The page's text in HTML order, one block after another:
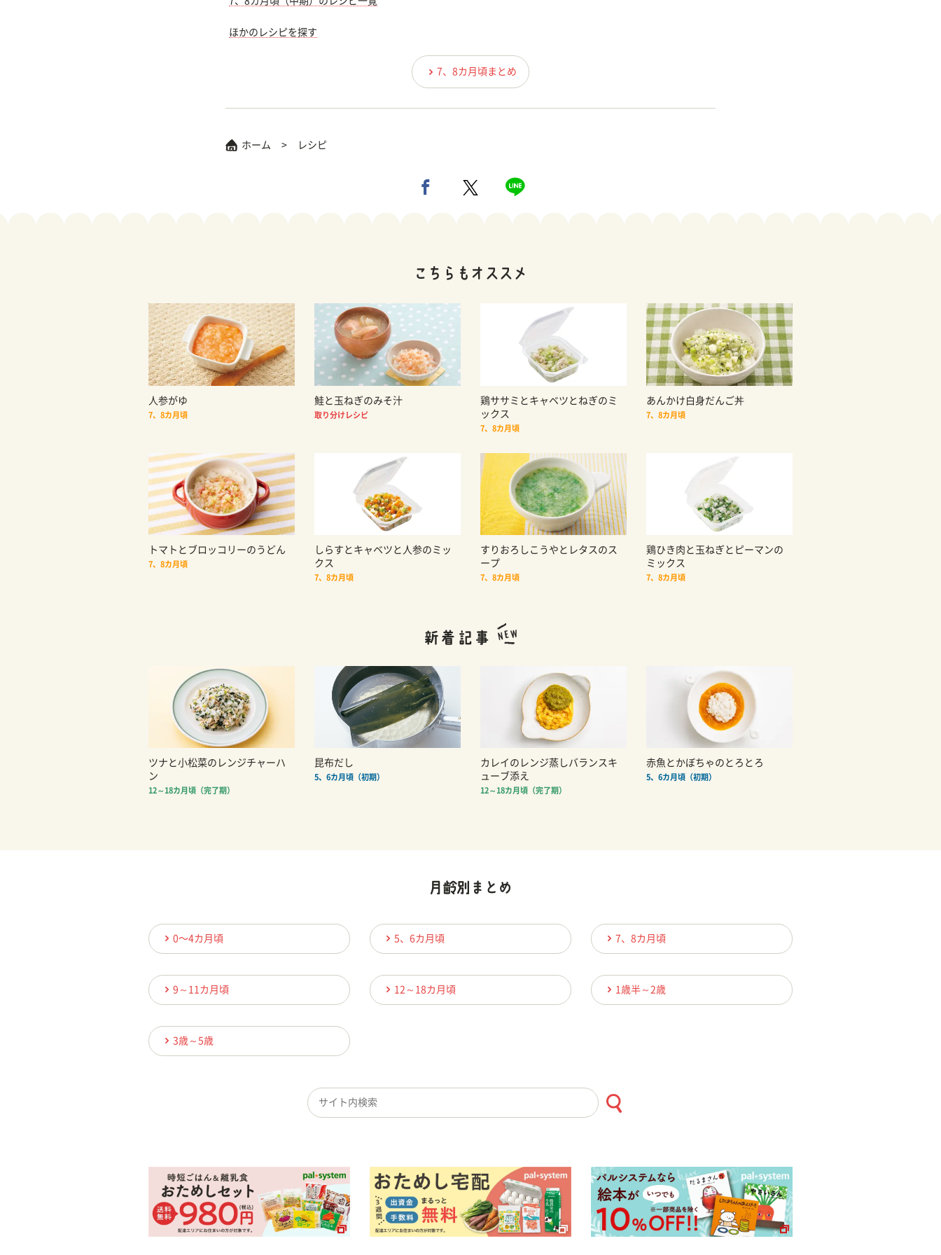
ほかのレシピを探す
7、8カ月頃まとめ
ホーム レシピ
人参がゆ
7、8カ月頃
鮭と玉ねぎのみそ汁
取り分けレシピ
鶏ササミとキャベツとねぎのミ
ックス
7、8カ月頃
あんかけ白身だんご丼
7、8カ月頃
トマトとブロッコリーのうどん
7、8カ月頃
しらすとキャベツと人参のミッ
クス
7、8カ月頃
すりおろしこうやとレタスのス
ープ
7、8カ月頃
鶏ひき肉と玉ねぎとピーマンの
ミックス
7、8カ月頃
ツナと小松菜のレンジチャーハ
ン
12～18カ月頃（完了期）
昆布だし
5、6カ月頃（初期）
カレイのレンジ蒸しバランスキ
ューブ添え
12～18カ月頃（完了期）
赤魚とかぼちゃのとろとろ
5、6カ月頃（初期）
0〜4カ月頃 5、6カ月頃 7、8カ月頃
9～11カ月頃 12～18カ月頃 1歳半～2歳
3歳～5歳
検索キーワード入力